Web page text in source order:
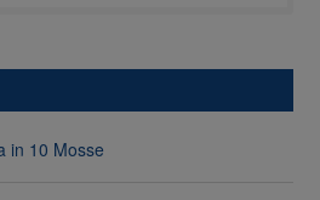
in 10 Mosse